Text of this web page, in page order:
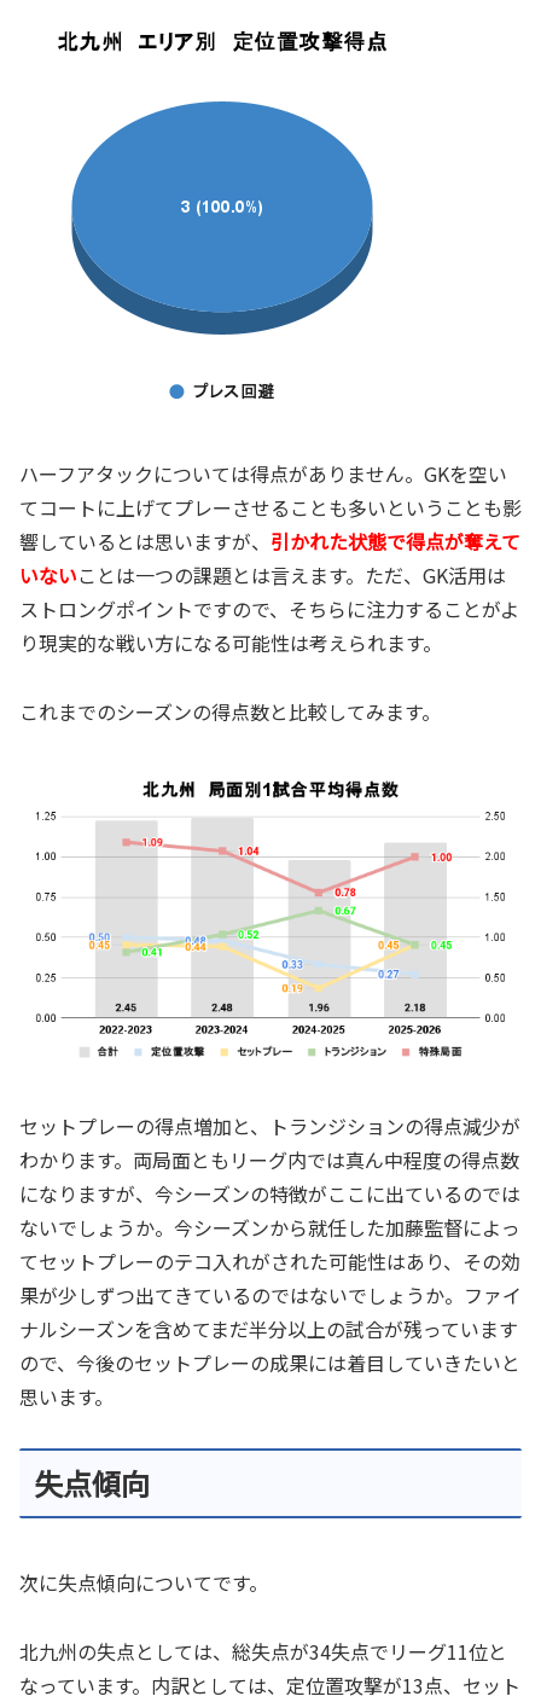
ハーフアタックについては得点がありません。GKを空い
てコートに上げてプレーさせることも多いということも影
響しているとは思いますが、 引かれた状態で得点が奪えて
いないことは一つの課題とは言えます。ただ、GK活用は
ストロングポイントですので、そちらに注力することがよ
り現実的な戦い方になる可能性は考えられます。
これまでのシーズンの得点数と比較してみます。
セットプレーの得点増加と、トランジションの得点減少が
わかります。両局面ともリーグ内では真ん中程度の得点数
になりますが、今シーズンの特徴がここに出ているのでは
ないでしょうか。今シーズンから就任した加藤監督によっ
てセットプレーのテコ入れがされた可能性はあり、その効
果が少しずつ出てきているのではないでしょうか。ファイ
ナルシーズンを含めてまだ半分以上の試合が残っています
ので、今後のセットプレーの成果には着目していきたいと
思います。
失点傾向
次に失点傾向についてです。
北九州の失点としては、総失点が34失点でリーグ11位と
なっています。内訳としては、定位置攻撃が13点、セット